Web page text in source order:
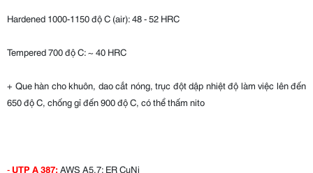
Hardened 1000-1150 độ C (air): 48 - 52 HRC
Tempered 700 độ C: ~ 40 HRC
+ Que hàn cho khuôn, dao cắt nóng, trục đột dập nhiệt độ làm việc lên đến
650 độ C, chống gỉ đến 900 độ C, có thể thấm nito
- UTP A 387: AWS A5.7: ER CuNi